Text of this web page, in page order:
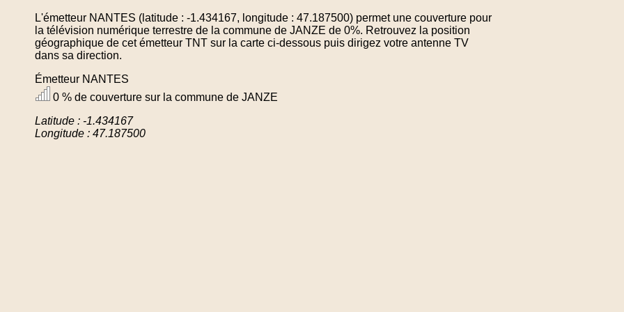
L'émetteur NANTES (latitude : -1.434167, longitude : 47.187500) permet une couverture pour
la télévision numérique terrestre de la commune de JANZE de 0%. Retrouvez la position
géographique de cet émetteur TNT sur la carte ci-dessous puis dirigez votre antenne TV
dans sa direction.
Émetteur NANTES
0 % de couverture sur la commune de JANZE
Latitude : -1.434167
Longitude : 47.187500